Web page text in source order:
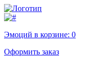
Эмоций в корзине: 0
Оформить заказ